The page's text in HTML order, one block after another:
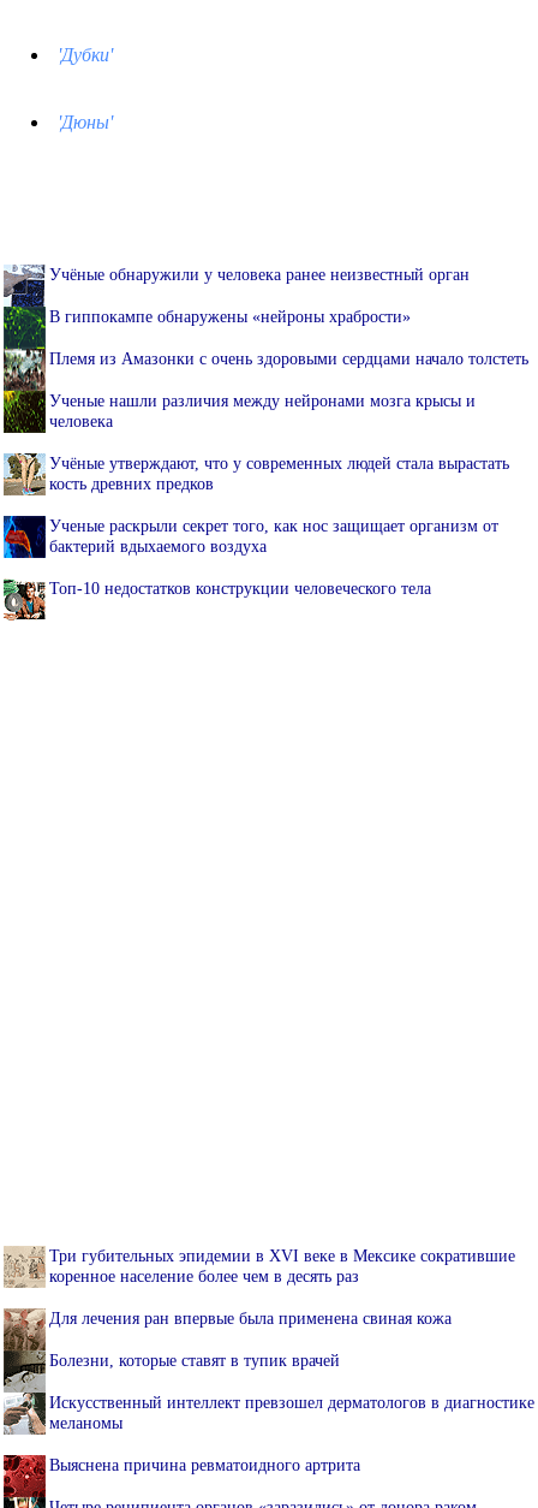
'Дубки'
'Дюны'
Учёные обнаружили у человека ранее неизвестный орган
В гиппокампе обнаружены «нейроны храбрости»
Племя из Амазонки с очень здоровыми сердцами начало толстеть
Ученые нашли различия между нейронами мозга крысы и
человека
Учёные утверждают, что у современных людей стала вырастать
кость древних предков
Ученые раскрыли секрет того, как нос защищает организм от
бактерий вдыхаемого воздуха
Топ-10 недостатков конструкции человеческого тела
Три губительных эпидемии в XVI веке в Мексике сократившие
коренное население более чем в десять раз
Для лечения ран впервые была применена свиная кожа
Болезни, которые ставят в тупик врачей
Искусственный интеллект превзошел дерматологов в диагностике
меланомы
Выяснена причина ревматоидного артрита